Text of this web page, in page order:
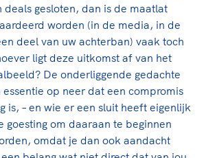
gesloten, dan is de maatlat
worden (in de media, in de
deel van uw achterban) vaak toch
ligt deze uitkomst af van het
De onderliggende gedachte
op neer dat een compromis
is, – en wie er een sluit heeft eigenlijk
goesting om daaraan te beginnen
omdat je dan ook aandacht